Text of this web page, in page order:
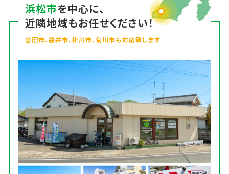
浜松市を中心に、
近隣地域もお任せください！
磐田市、袋井市、掛川市、菊川市も対応致します